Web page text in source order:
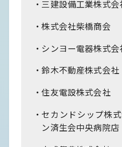
三建設備工業株式会
株式会社柴橋商会
シンヨー電器株式会
鈴木不動産株式会社
住友電設株式会社
セカンドシップ株
ン済生会中央病院店